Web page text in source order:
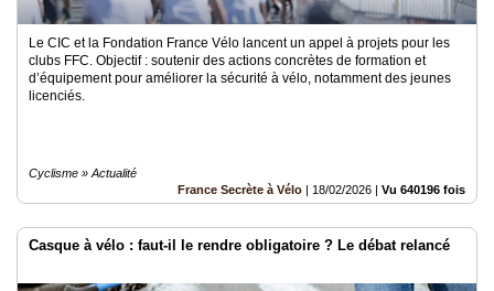
Le CIC et la Fondation France Vélo lancent un appel à projets pour les
clubs FFC. Objectif : soutenir des actions concrètes de formation et
d’équipement pour améliorer la sécurité à vélo, notamment des jeunes
licenciés.
Cyclisme » Actualité
France Secrète à Vélo | 18/02/2026 | Vu 640196 fois
Casque à vélo : faut-il le rendre obligatoire ? Le débat relancé